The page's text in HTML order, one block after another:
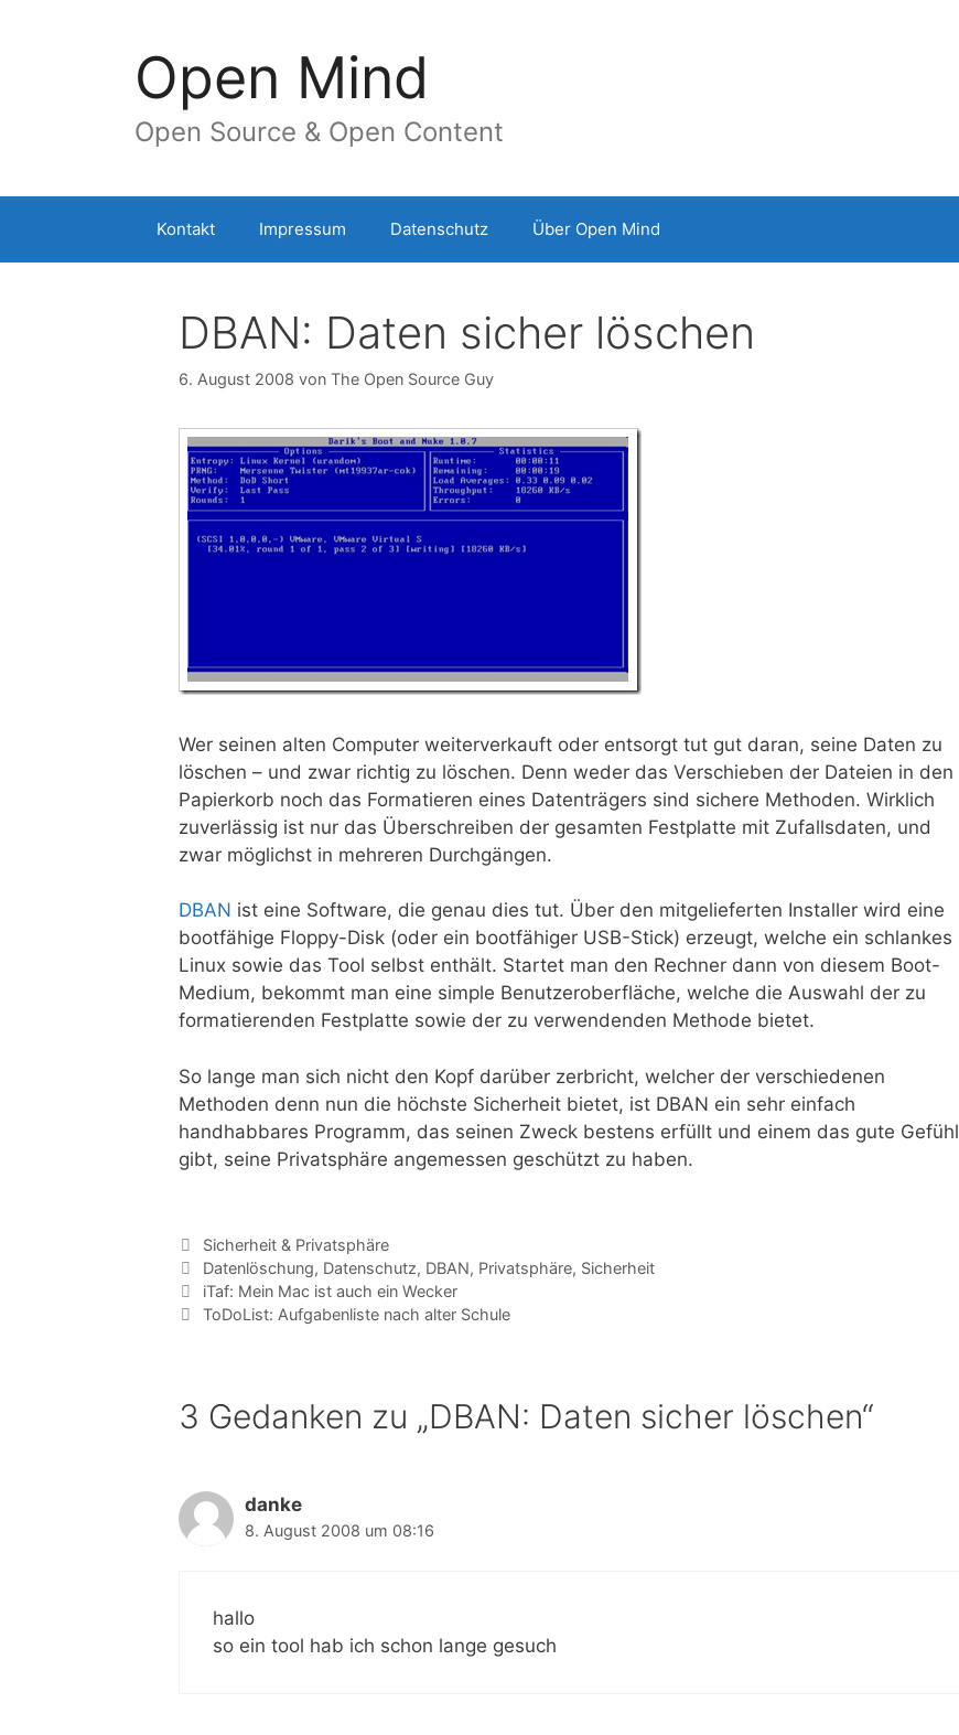
Open Mind
Open Source & Open Content
Kontakt Impressum Datenschutz Über Open Mind
DBAN: Daten sicher löschen
6. August 2008 von The Open Source Guy
Wer seinen alten Computer weiterverkauft oder entsorgt tut gut daran, seine Daten zu
löschen – und zwar richtig zu löschen. Denn weder das Verschieben der Dateien in den
Papierkorb noch das Formatieren eines Datenträgers sind sichere Methoden. Wirklich
zuverlässig ist nur das Überschreiben der gesamten Festplatte mit Zufallsdaten, und
zwar möglichst in mehreren Durchgängen.
DBAN ist eine Software, die genau dies tut. Über den mitgelieferten Installer wird eine
bootfähige Floppy-Disk (oder ein bootfähiger USB-Stick) erzeugt, welche ein schlankes
Linux sowie das Tool selbst enthält. Startet man den Rechner dann von diesem Boot-
Medium, bekommt man eine simple Benutzeroberfläche, welche die Auswahl der zu
formatierenden Festplatte sowie der zu verwendenden Methode bietet.
So lange man sich nicht den Kopf darüber zerbricht, welcher der verschiedenen
Methoden denn nun die höchste Sicherheit bietet, ist DBAN ein sehr einfach
handhabbares Programm, das seinen Zweck bestens erfüllt und einem das gute Gefühl
gibt, seine Privatsphäre angemessen geschützt zu haben.
Kategorien
Sicherheit & Privatsphäre
Tags
Datenlöschung, Datenschutz, DBAN, Privatsphäre, Sicherheit
iTaf: Mein Mac ist auch ein Wecker
ToDoList: Aufgabenliste nach alter Schule
3 Gedanken zu „DBAN: Daten sicher löschen“
danke
8. August 2008 um 08:16
hallo
so ein tool hab ich schon lange gesuch